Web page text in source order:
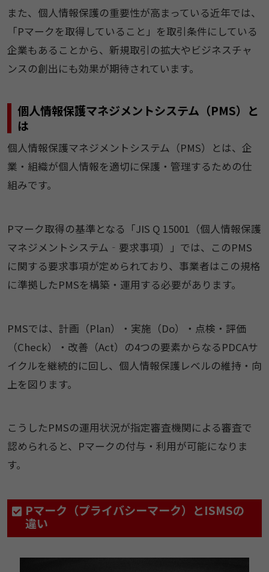
また、個人情報保護の重要性が高まっている近年では、
「Pマークを取得していること」を取引条件にしている
企業もあることから、新規取引の拡大やビジネスチャ
ンスの創出にも効果が期待されています。
個人情報保護マネジメントシステム（PMS）と
は
個人情報保護マネジメントシステム（PMS）とは、企
業・組織が個人情報を適切に保護・管理するための仕
組みです。
Pマーク取得の基準となる「JIS Q 15001（個人情報保護
マネジメントシステム‐要求事項）」では、このPMS
に関する要求事項が定められており、事業者はこの規格
に準拠したPMSを構築・運用する必要があります。
PMSでは、計画（Plan）・実施（Do）・点検・評価
（Check）・改善（Act）の4つの要素からなるPDCAサ
イクルを継続的に回し、個人情報保護レベルの維持・向
上を図ります。
こうしたPMSの運用状況が指定審査機関による審査で
認められると、Pマークの付与・利用が可能になりま
す。
Pマーク（プライバシーマーク）とISMSの
違い